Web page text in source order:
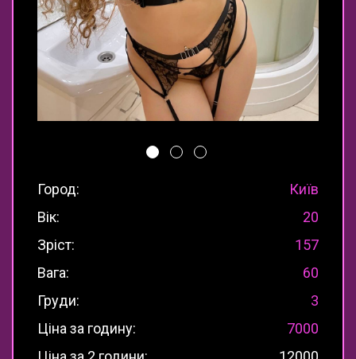
Город:
Київ
Вік:
20
Зріст:
157
Вага:
60
Груди:
3
Ціна за годину:
7000